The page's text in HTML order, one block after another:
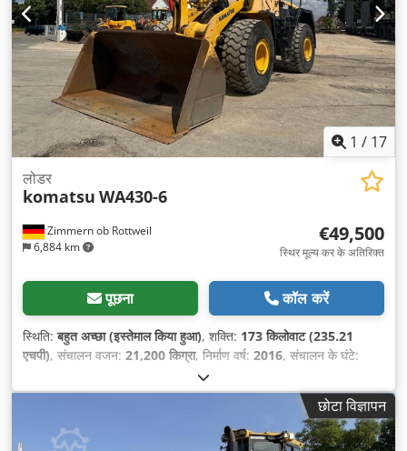
1 / 17
Zimmern ob Rottweil
6,884 km
लोडर
komatsu WA430-6
€49,500
स्थिर मूल्य कर के अतिरिक्त
पूछना कॉल करें
स्थिति:बहुत अच्छा (इस्तेमाल किया हुआ), शक्ति: 173 किलोवाट (235.21
एचपी), संचालन वजन: 21,200 किग्रा, निर्माण वर्ष: 2016, संचालन के घंटे:
एयर कंडीशनिंग, मानक फावड़ा
छोटा विज्ञापन